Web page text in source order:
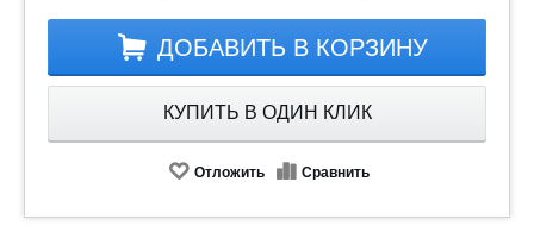
ДОБАВИТЬ В КОРЗИНУ
КУПИТЬ В ОДИН КЛИК
Отложить Сравнить